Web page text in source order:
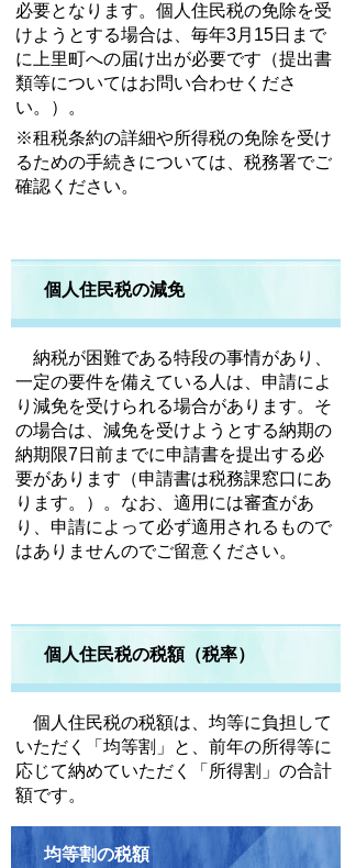
必要となります。個人住民税の免除を受
けようとする場合は、毎年3月15日まで
に上里町への届け出が必要です（提出書
類等についてはお問い合わせくださ
い。）。
※租税条約の詳細や所得税の免除を受け
るための手続きについては、税務署でご
確認ください。
個人住民税の減免
納税が困難である特段の事情があり、
一定の要件を備えている人は、申請によ
り減免を受けられる場合があります。そ
の場合は、減免を受けようとする納期の
納期限7日前までに申請書を提出する必
要があります（申請書は税務課窓口にあ
ります。）。なお、適用には審査があ
り、申請によって必ず適用されるもので
はありませんのでご留意ください。
個人住民税の税額（税率）
個人住民税の税額は、均等に負担して
いただく「均等割」と、前年の所得等に
応じて納めていただく「所得割」の合計
額です。
均等割の税額